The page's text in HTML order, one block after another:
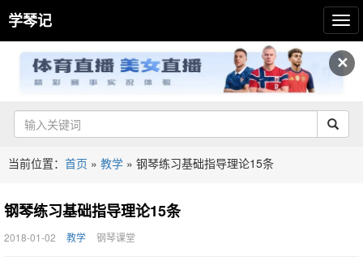
✕
学琴记
当前位置： 首页 » 教学 » 钢琴练习基础指导理论15条
钢琴练习基础指导理论15条
2018-01-02 教学 钢琴课堂